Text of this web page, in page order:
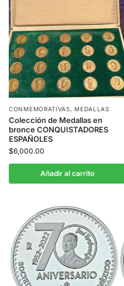
CONMEMORATIVAS,MEDALLAS
Colección de Medallas en
bronce CONQUISTADORES
ESPAÑOLES
$6,000.00
Añadir al carrito